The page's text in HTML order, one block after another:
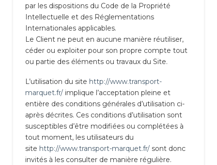
par les dispositions du Code de la Propriété
Intellectuelle et des Réglementations
Internationales applicables.
Le Client ne peut en aucune manière réutiliser,
céder ou exploiter pour son propre compte tout
ou partie des éléments ou travaux du Site.
L’utilisation du site http://www.transport-
marquet.fr/implique l’acceptation pleine et
entière des conditions générales d’utilisation ci-
après décrites. Ces conditions d’utilisation sont
susceptibles d’être modifiées ou complétées à
tout moment, les utilisateurs du
site http://www.transport-marquet.fr/sont donc
invités à les consulter de manière régulière.